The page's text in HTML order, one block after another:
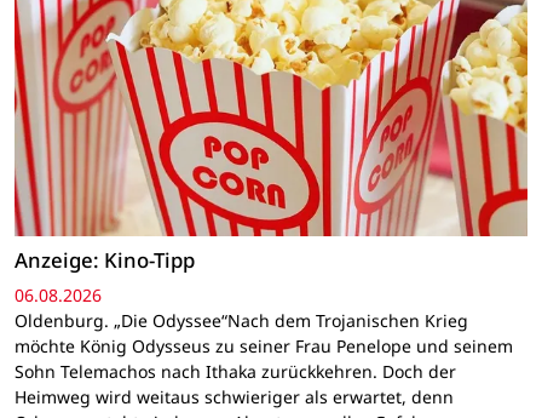
Anzeige: Kino-Tipp
06.08.2026
Oldenburg. „Die Odyssee“Nach dem Trojanischen Krieg
möchte König Odysseus zu seiner Frau Penelope und seinem
Sohn Telemachos nach Ithaka zurückkehren. Doch der
Heimweg wird weitaus schwieriger als erwartet, denn